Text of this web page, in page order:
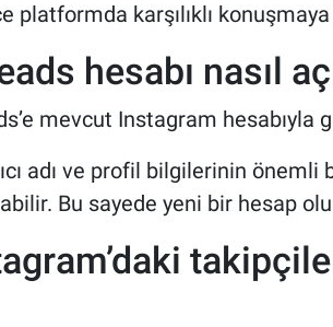
platformda karşılıklı
hesabı nasıl
mevcut Instagram hesabıyla
adı ve profil bilgilerinin
Bu sayede yeni bir hesap